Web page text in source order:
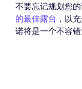
不要忘记规划您
的最佳露台 ，以
诺将是一个不容错